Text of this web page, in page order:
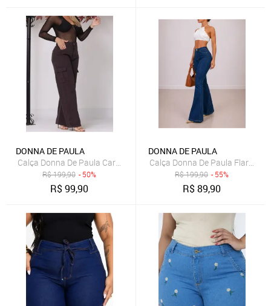
DONNA DE PAULA
Calça Donna De Paula Cargo Marrom Feminina Cintura Alta E
R$199,90 - 50%
R$99,90
DONNA DE PAULA
Calça Donna De Paula Flare
R$199,90 - 55%
R$89,90